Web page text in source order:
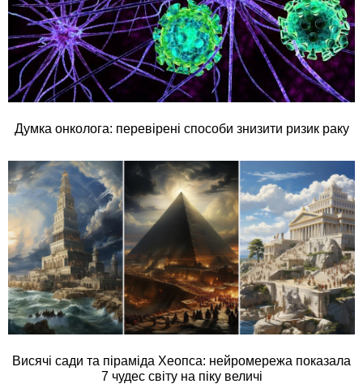
Думка онколога: перевірені способи знизити ризик раку
Висячі сади та піраміда Хеопса: нейромережа показала
7 чудес світу на піку величі